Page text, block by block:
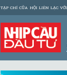
TẠP CHÍ CỦA HỘI LIÊN LẠC